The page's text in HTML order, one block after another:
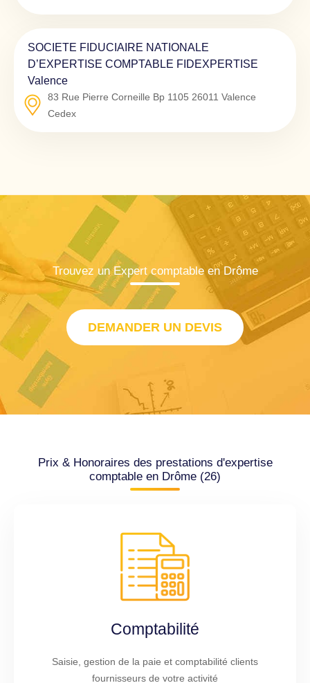
SOCIETE FIDUCIAIRE NATIONALE
D’EXPERTISE COMPTABLE FIDEXPERTISE
Valence
83 Rue Pierre Corneille Bp 1105 26011 Valence
Cedex
Trouvez un Expert comptable en Drôme
DEMANDER UN DEVIS
Prix & Honoraires des prestations d'expertise
comptable en Drôme (26)
Comptabilité
Saisie, gestion de la paie et comptabilité clients
fournisseurs de votre activité